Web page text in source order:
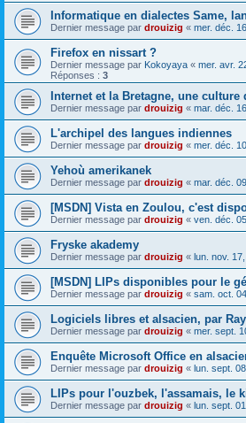
Informatique en dialectes Same,
Dernier message par drouizig « mer. déc.
Firefox en nissart ?
Dernier message par Kokoyaya « mer. avr.
Réponses : 3
Internet et la Bretagne, une culture
Dernier message par drouizig « mar. déc.
L'archipel des langues indiennes
Dernier message par drouizig « mer. déc.
Yehoù amerikanek
Dernier message par drouizig « mar. déc.
[MSDN] Vista en Zoulou, c'est
Dernier message par drouizig « ven. déc.
Fryske akademy
Dernier message par drouizig « lun. nov.
[MSDN] LIPs disponibles pour le
Dernier message par drouizig « sam. oct.
Logiciels libres et alsacien, par
Dernier message par drouizig « mer. sept.
Enquête Microsoft Office en
Dernier message par drouizig « lun. sept.
LIPs pour l'ouzbek, l'assamais, le
Dernier message par drouizig « lun. sept.